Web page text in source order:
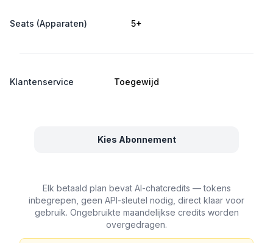
Seats (Apparaten) 5+
Klantenservice Toegewijd
Kies Abonnement
Elk betaald plan bevat AI-chatcredits — tokens
inbegrepen, geen API-sleutel nodig, direct klaar voor
gebruik. Ongebruikte maandelijkse credits worden
overgedragen.